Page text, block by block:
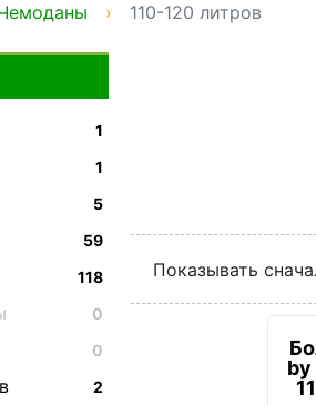
110-120 литров
Показывать
by
1
1
5
59
118
0
0
2